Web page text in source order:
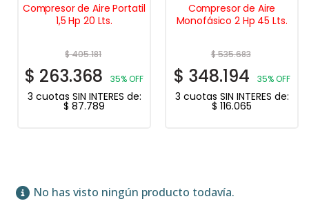
Compresor de Aire Portatil
1,5 Hp 20 Lts.
$405.181
$ 263.368 35% OFF
3 cuotas SIN INTERES de:
$ 87.789
Compresor de Aire
Monofásico 2 Hp 45 Lts.
$535.683
$ 348.194 35% OFF
3 cuotas SIN INTERES de:
$ 116.065
No has visto ningún producto todavía.